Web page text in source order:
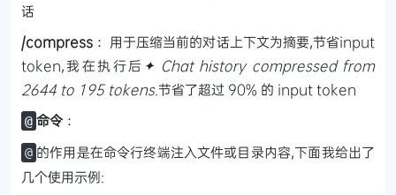
话
/compress ： 用于压缩当前的对话上下文为摘要,节省input
token,我在执行后 ✦ Chat history compressed from
2644 to 195 tokens.节省了超过 90% 的 input token
@ 命令 ：
@ 的作用是在命令行终端注入文件或目录内容,下面我给出了
几个使用示例: